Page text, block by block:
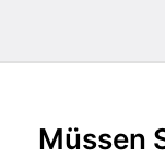
Müssen